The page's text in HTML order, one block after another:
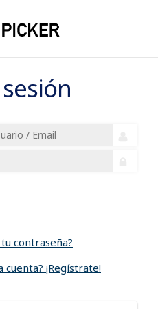
contraseña?
cuenta? ¡Regístrate!